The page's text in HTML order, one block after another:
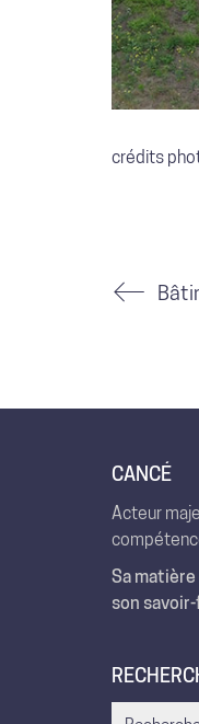
crédits
CANCÉ
Acteur
Sa
son
Search